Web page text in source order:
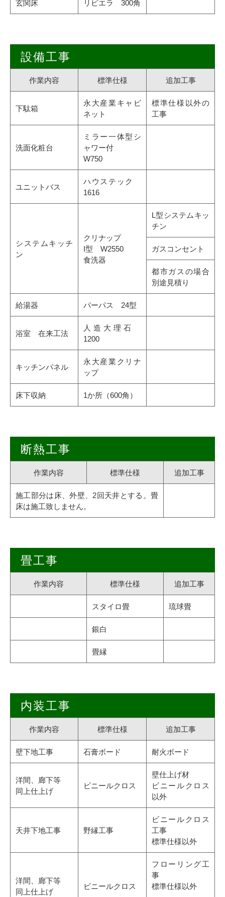
玄関床 リビエラ 300角
設備工事
作業内容 標準仕様 追加工事
下駄箱
永大産業キャビ
ネット
標準仕様以外の
工事
洗面化粧台
ミラー一体型シ
ャワー付
W750
ユニットバス
ハウステック
1616
システムキッチ
ン
クリナップ
I型 W2550
食洗器
L型システムキッ
チン
ガスコンセント
都市ガスの場合
別途見積り
給湯器 パーパス 24型
浴室 在来工法
人造大理石
1200
キッチンパネル
永大産業クリナ
ップ
床下収納 1か所（600角）
断熱工事
作業内容 標準仕様 追加工事
施工部分は床、外壁、2回天井とする。畳
床は施工致しません。
畳工事
作業内容 標準仕様 追加工事
スタイロ畳 琉球畳
銀白
畳縁
内装工事
作業内容 標準仕様 追加工事
壁下地工事 石膏ボード 耐火ボード
洋間、廊下等
同上仕上げ
ビニールクロス
壁仕上げ材
ビニールクロス
以外
天井下地工事 野縁工事
ビニールクロス
工事
標準仕様以外
洋間、廊下等
同上仕上げ
ビニールクロス
フローリング工
事
標準仕様以外